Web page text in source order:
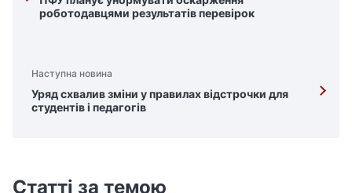
роботодавцями результатів перевірок
Наступна новина
Уряд схвалив зміни у правилах відстрочки для
студентів і педагогів
Статті за темою